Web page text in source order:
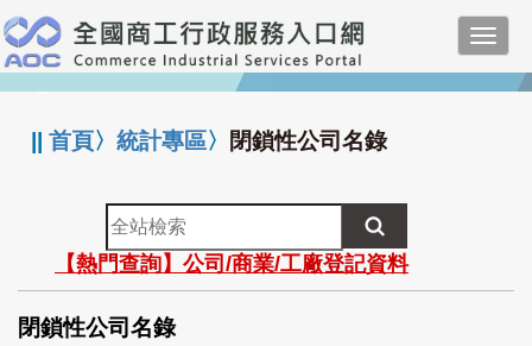
跳
到
主
要
:::
||首頁〉統計專區〉 閉鎖性公司名錄
全
站
檢
索
【熱門查詢】公司/商業/工廠登記資料
閉鎖性公司名錄